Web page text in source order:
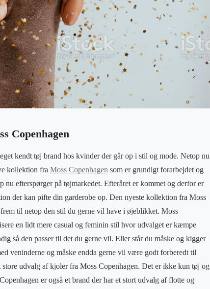
Copenhagen
kendt tøj brand hos kvinder der går op i stil og mode. Netop nu
kollektion fra Moss Copenhagen som er grundigt forarbejdet og
efterspørger på tøjmarkedet. Efteråret er kommet og derfor er
der kan pifte din garderobe op. Den nyeste kollektion fra Moss
til netop den stil du gerne vil have i øjeblikket. Moss
en lidt mere casual og feminin stil hvor udvalget er kæmpe
så den passer til det du gerne vil. Eller står du måske og kigger
veninderne og måske endda gerne vil være godt forberedt til
udvalg af kjoler fra Moss Copenhagen. Det er ikke kun tøj og
er også et brand der har et stort udvalg af flotte og